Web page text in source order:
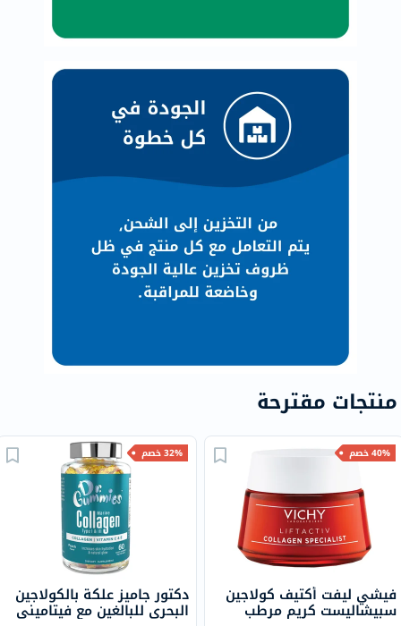
منتجات مقترحة
40% خصم
فيشي ليفت أكتيف كولاجين
سبيشاليست كريم مرطب
32% خصم
دكتور جاميز علكة بالكولاجين
البحري للبالغين مع فيتاميني